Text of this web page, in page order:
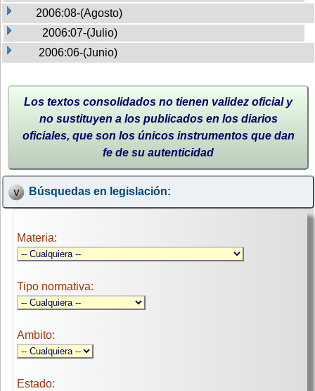
2006:08-(Agosto)
2006:07-(Julio)
2006:06-(Junio)
Los textos consolidados no tienen validez oficial y
no sustituyen a los publicados en los diarios
oficiales, que son los únicos instrumentos que dan
fe de su autenticidad
Búsquedas en legislación:
Materia:
Tipo normativa:
Ambito:
Estado: